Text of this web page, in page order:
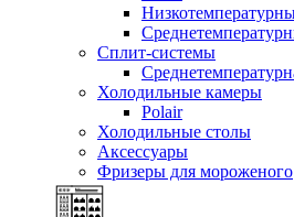
Сплит-системы
Холодильные камеры
Polair
Холодильные столы
Аксессуары
Фризеры для мороженого